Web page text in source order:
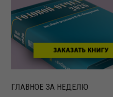
ГЛАВНОЕ ЗА НЕДЕЛЮ